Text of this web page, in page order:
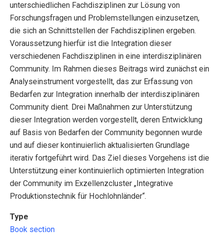
unterschiedlichen Fachdisziplinen zur Lösung von
Forschungsfragen und Problemstellungen einzusetzen,
die sich an Schnittstellen der Fachdisziplinen ergeben.
Voraussetzung hierfür ist die Integration dieser
verschiedenen Fachdisziplinen in eine interdisziplinären
Community. Im Rahmen dieses Beitrags wird zunächst ein
Analyseinstrument vorgestellt, das zur Erfassung von
Bedarfen zur Integration innerhalb der interdisziplinären
Community dient. Drei Maßnahmen zur Unterstützung
dieser Integration werden vorgestellt, deren Entwicklung
auf Basis von Bedarfen der Community begonnen wurde
und auf dieser kontinuierlich aktualisierten Grundlage
iterativ fortgeführt wird. Das Ziel dieses Vorgehens ist die
Unterstützung einer kontinuierlich optimierten Integration
der Community im Exzellenzcluster „Integrative
Produktionstechnik für Hochlohnländer“.
Type
Book section